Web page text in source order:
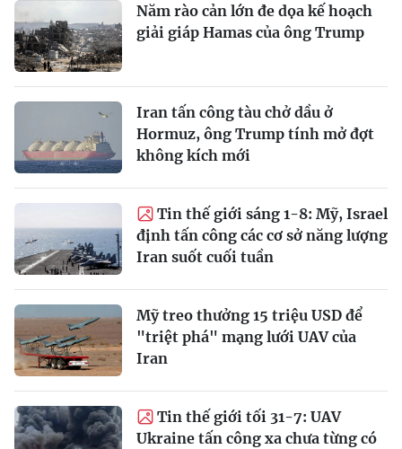
Năm rào cản lớn đe dọa kế hoạch
giải giáp Hamas của ông Trump
Iran tấn công tàu chở dầu ở
Hormuz, ông Trump tính mở đợt
không kích mới
Tin thế giới sáng 1-8: Mỹ, Israel
định tấn công các cơ sở năng lượng
Iran suốt cuối tuần
Mỹ treo thưởng 15 triệu USD để
"triệt phá" mạng lưới UAV của
Iran
Tin thế giới tối 31-7: UAV
Ukraine tấn công xa chưa từng có